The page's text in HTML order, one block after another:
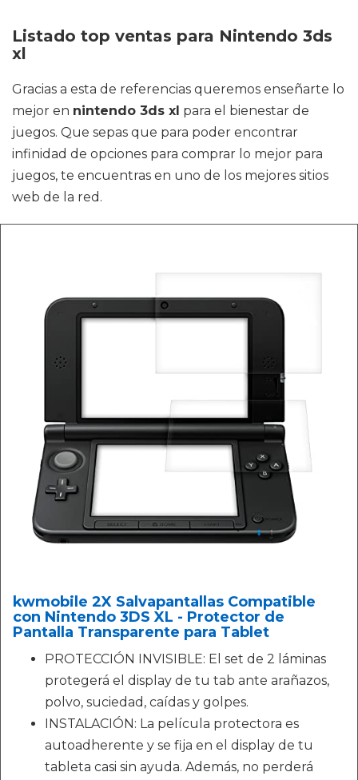
Listado top ventas para Nintendo 3ds
xl
Gracias a esta de referencias queremos enseñarte lo
mejor en nintendo 3ds xl para el bienestar de
juegos. Que sepas que para poder encontrar
infinidad de opciones para comprar lo mejor para
juegos, te encuentras en uno de los mejores sitios
web de la red.
kwmobile 2X Salvapantallas Compatible
con Nintendo 3DS XL - Protector de
Pantalla Transparente para Tablet
PROTECCIÓN INVISIBLE: El set de 2 láminas
protegerá el display de tu tab ante arañazos,
polvo, suciedad, caídas y golpes.
INSTALACIÓN: La película protectora es
autoadherente y se fija en el display de tu
tableta casi sin ayuda. Además, no perderá